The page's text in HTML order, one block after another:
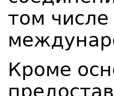
том
Кроме